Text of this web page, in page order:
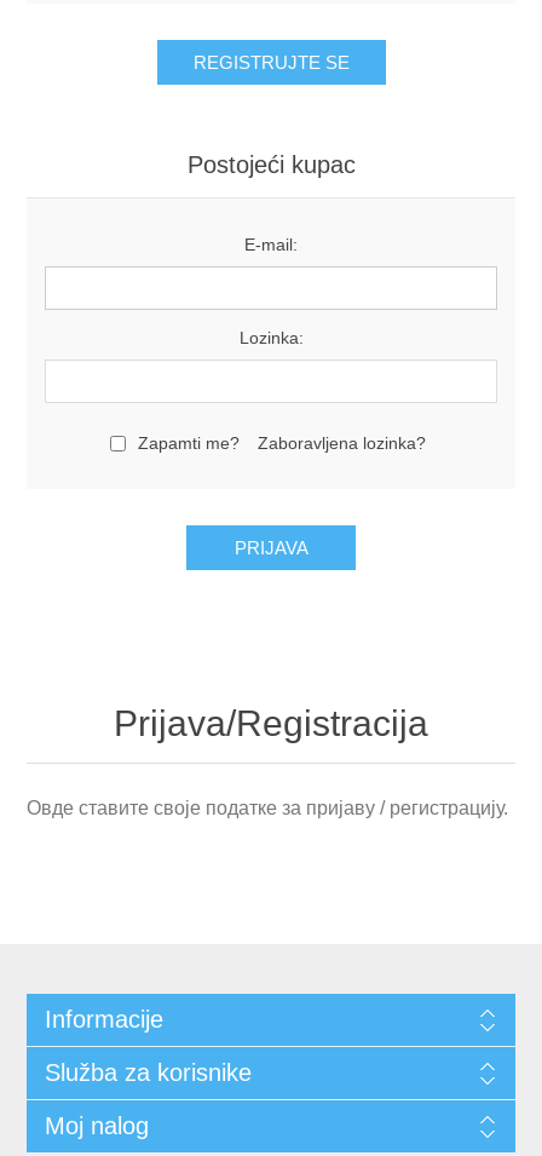
Postojeći kupac
E-mail:
Lozinka:
Zapamti me? Zaboravljena lozinka?
Prijava/Registracija
Овде ставите своје податке за пријаву / регистрацију.
Informacije
Služba za korisnike
Moj nalog